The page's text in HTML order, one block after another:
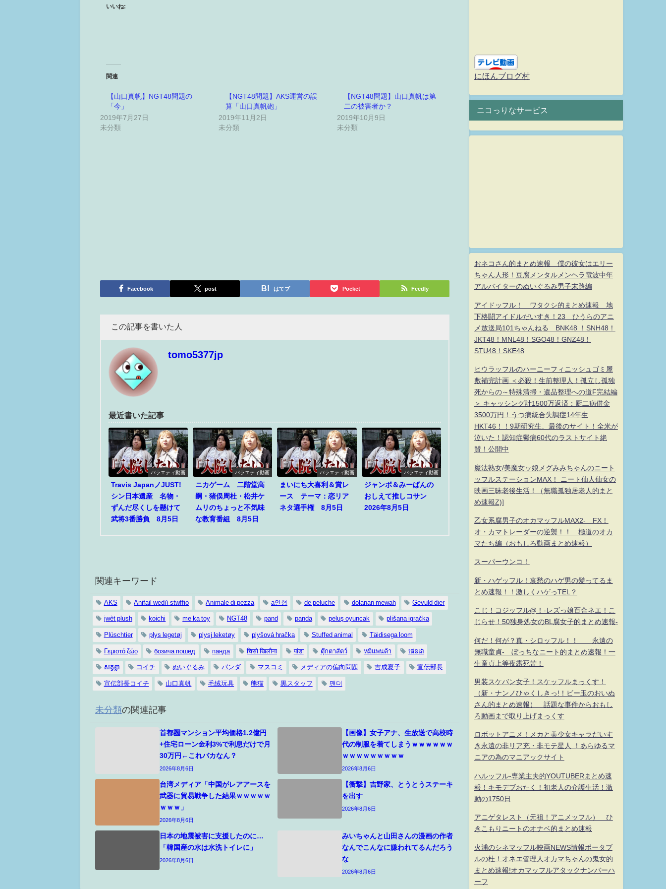
いいね:
関連
【山口真帆】NGT48問題の
「今」
2019年7月27日
未分類
【NGT48問題】AKS運営の誤
算「山口真帆砲」
2019年11月2日
未分類
【NGT48問題】山口真帆は第
二の被害者か？
2019年10月9日
未分類
Facebook post はてブ Pocket Feedly
この記事を書いた人
tomo5377jp
最近書いた記事
バラエティ動画
Travis JapanノJUST!
シン日本遺産 名物・
ずんだ尽くしを懸けて
武将3番勝負 8月5日
バラエティ動画
ニカゲーム 二階堂高
嗣・猪俣周杜・松井ケ
ムリのちょっと不気味
な教育番組 8月5日
バラエティ動画
まいにち大喜利＆賞レ
ース テーマ：恋リア
ネタ選手権 8月5日
バラエティ動画
ジャンボ＆みーぱんの
おしえて推しコサン
2026年8月5日
関連キーワード
AKS Anifail wedi'i stwffio Animale di pezza a인형 de peluche dolanan mewah Gevuld dier
jwèt plush koichi me ka toy NGT48 pand panda peluş oyuncak plišana igračka
Plüschtier plys legetøj plysj leketøy plyšová hračka Stuffed animal Täidisega loom
Γεμιστό ζώο бозича пошед панда चिसो खिलौना पांडा ตุ๊กตาสัตว์ หมีแพนด้า ផេនដា
សត្វខ្លា コイチ ぬいぐるみ パンダ マスコミ メディアの偏向問題 吉成夏子 宣伝部長
宣伝部長コイチ 山口真帆 毛绒玩具 熊猫 黒スタッフ 팬더
未分類の関連記事
首都圏マンション平均価格1.2億円
+住宅ローン金利3%で利息だけで月
30万円←これバカなん？
2026年8月6日
【画像】女子アナ、生放送で高校時
代の制服を着てしまうｗｗｗｗｗｗ
ｗｗｗｗｗｗｗｗｗ
2026年8月6日
台湾メディア「中国がレアアースを
武器に貿易戦争した結果ｗｗｗｗｗ
ｗｗｗ」
2026年8月6日
【衝撃】吉野家、とうとうステーキ
を出す
2026年8月6日
日本の地震被害に支援したのに…
「韓国産の水は水洗トイレに」
2026年8月6日
みいちゃんと山田さんの漫画の作者
なんでこんなに嫌われてるんだろう
な
2026年8月6日
にほんブログ村
ニコっりなサービス
おネコさん的まとめ速報 僕の彼女はエリー
ちゃん人形！豆腐メンタルメンヘラ電波中年
アルバイターのぬいぐるみ男子末路編
アイドッフル！ ワタクシ的まとめ速報 地
下格闘アイドルだいすき！23 ひうらのアニ
メ放送局101ちゃんねる BNK48 ！SNH48！
JKT48！MNL48！SGO48！GNZ48！
STU48！SKE48
ヒウラッフルのハーニーフィニッシュゴミ屋
敷補完計画 ＜必殺！生前整理人！孤立し孤独
死からの～特殊清掃・遺品整理への道F完結編
＞ キャッシング計1500万返済：厨二病借金
3500万円！うつ病統合失調症14年生
HKT46！！9期研究生、最後のサイト！全米が
泣いた！認知症鬱病60代のラストサイト絶
賛！公開中
魔法熟女/美魔女ッ娘メグみみちゃんのニート
ッフルステーションMAX！ ニート仙人仙女の
映画三昧老後生活！（無職孤独居老人的まと
め速報Z)]
乙女系腐男子のオカマッフルMAX2- FX！
オ・カマトレーダーの逆襲！！ 極道のオカ
マたち編（おもしろ動画まとめ速報）
スーパーウンコ！
新・ハゲッフル！哀愁のハゲ男の髪ってるま
とめ速報！！激しくハゲっTEL？
こじ！コジッフル@！-レズっ娘百合ネエ！こ
じらせ！50独身処女のBL腐女子的まとめ速報-
何だ！何が？真・シロッフル！！ 永遠の
無職童貞- ぼっちなニート的まとめ速報！一
生童貞上等夜露死苦！
男装スケバン女子！スケッフルまっくす！
（新・ナンノひゃくしきっ!！ビー玉のおいぬ
さん的まとめ速報） 話題な事件からおもし
ろ動画まで取り上げまっくす
ロボットアニメ！メカと美少女キャラだいす
き永遠の非リア充・非モテ星人 ！あらゆるマ
ニアの為のマニアックサイト
ハルッフル-専業主夫的YOUTUBERまとめ速
報！キモデブおたく！初老人の介護生活！激
動の1750日
アニゲタレスト（元祖！アニメッフル） ひ
きこもりニートのオナベ的まとめ速報
火浦のシネマッフル映画NEWS情報ポータブ
ルの杜！オネエ管理人オカマちゃんの鬼女的
まとめ速報!オカマッフルアタックナンバーハ
ーフ